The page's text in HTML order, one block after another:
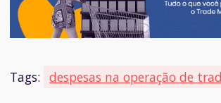
Tags: despesas na operação de